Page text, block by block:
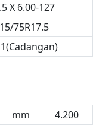
X 6.00-127
75R17.5
mm 4.200